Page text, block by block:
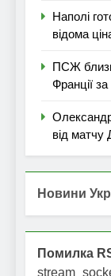
Наполі
відома
ПСЖ
Франції
від матчу
Новини
Помилка